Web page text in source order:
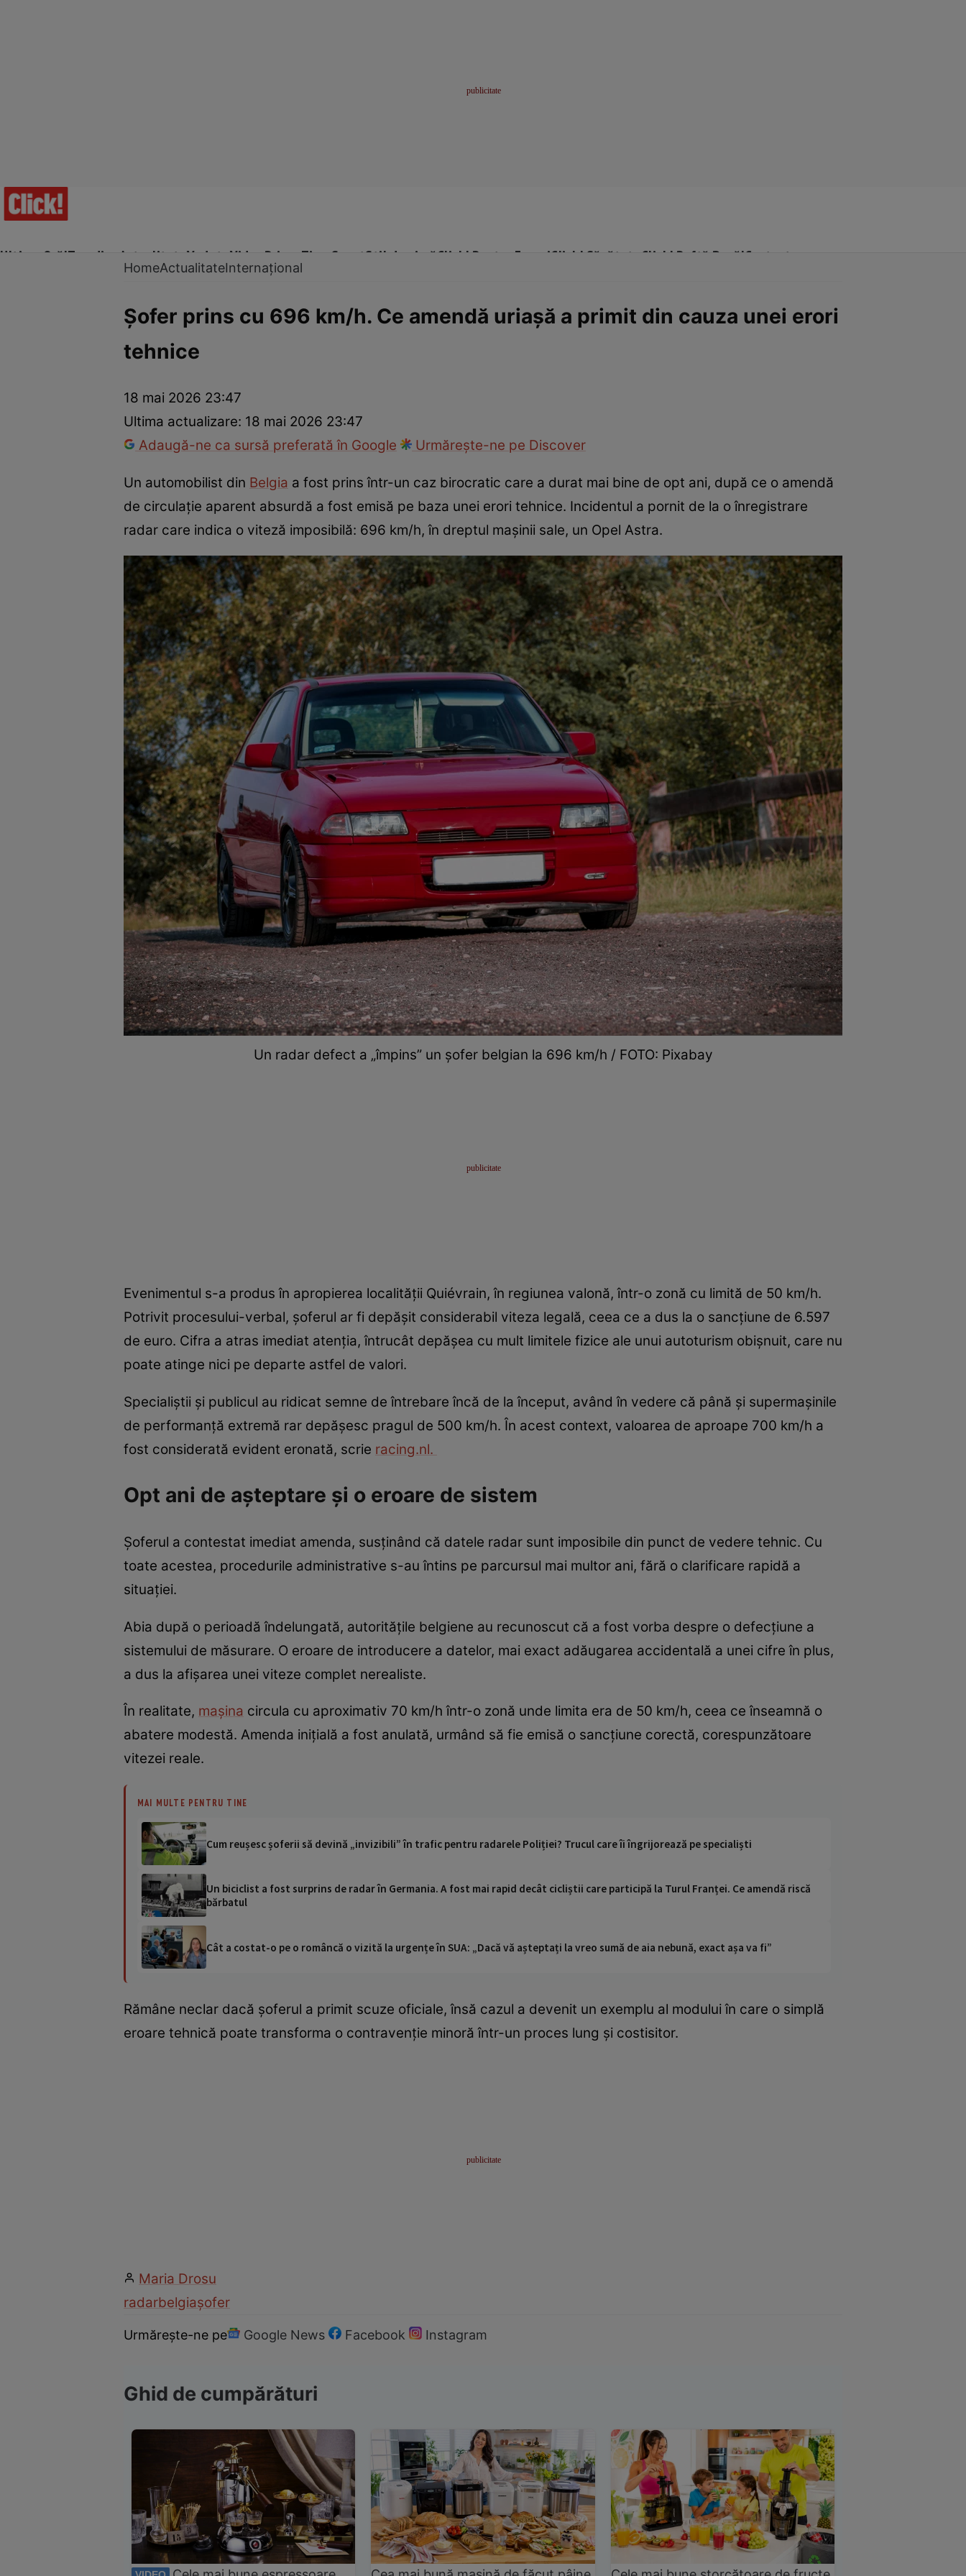
Ultima Oră!Trending Actualitate Vedete Video Prime Time SportStil de viațăClick! Pentru FemeiClick! Sănătate Click! Poftă Bună!Contact
InternaționalFapt divers
HomeActualitateInternațional
Șofer prins cu 696 km/h. Ce amendă uriașă a primit din cauza unei erori
tehnice
18 mai 2026 23:47
Ultima actualizare: 18 mai 2026 23:47
Adaugă-ne ca sursă preferată în Google
Urmărește-ne pe Discover
Un automobilist din Belgia a fost prins într-un caz birocratic care a durat mai bine de opt ani, după ce o amendă
de circulație aparent absurdă a fost emisă pe baza unei erori tehnice. Incidentul a pornit de la o înregistrare
radar care indica o viteză imposibilă: 696 km/h, în dreptul mașinii sale, un Opel Astra.
Un radar defect a „împins” un șofer belgian la 696 km/h / FOTO: Pixabay
Evenimentul s-a produs în apropierea localității Quiévrain, în regiunea valonă, într-o zonă cu limită de 50 km/h.
Potrivit procesului-verbal, șoferul ar fi depășit considerabil viteza legală, ceea ce a dus la o sancțiune de 6.597
de euro. Cifra a atras imediat atenția, întrucât depășea cu mult limitele fizice ale unui autoturism obișnuit, care nu
poate atinge nici pe departe astfel de valori.
Specialiștii și publicul au ridicat semne de întrebare încă de la început, având în vedere că până și supermașinile
de performanță extremă rar depășesc pragul de 500 km/h. În acest context, valoarea de aproape 700 km/h a
fost considerată evident eronată, scrie racing.nl.
Opt ani de așteptare și o eroare de sistem
Șoferul a contestat imediat amenda, susținând că datele radar sunt imposibile din punct de vedere tehnic. Cu
toate acestea, procedurile administrative s-au întins pe parcursul mai multor ani, fără o clarificare rapidă a
situației.
Abia după o perioadă îndelungată, autoritățile belgiene au recunoscut că a fost vorba despre o defecțiune a
sistemului de măsurare. O eroare de introducere a datelor, mai exact adăugarea accidentală a unei cifre în plus,
a dus la afișarea unei viteze complet nerealiste.
În realitate, mașina circula cu aproximativ 70 km/h într-o zonă unde limita era de 50 km/h, ceea ce înseamnă o
abatere modestă. Amenda inițială a fost anulată, urmând să fie emisă o sancțiune corectă, corespunzătoare
vitezei reale.
MAI MULTE PENTRU TINE
Cum reușesc șoferii să devină „invizibili” în trafic pentru radarele Poliției? Trucul care îi îngrijorează pe specialiști
Un biciclist a fost surprins de radar în Germania. A fost mai rapid decât cicliștii care participă la Turul Franței. Ce amendă riscă
bărbatul
Cât a costat-o pe o româncă o vizită la urgențe în SUA: „Dacă vă așteptați la vreo sumă de aia nebună, exact așa va fi”
Rămâne neclar dacă șoferul a primit scuze oficiale, însă cazul a devenit un exemplu al modului în care o simplă
eroare tehnică poate transforma o contravenție minoră într-un proces lung și costisitor.
Maria Drosu
radarbelgiașofer
Urmărește-ne pe Google News Facebook Instagram
Ghid de cumpărături